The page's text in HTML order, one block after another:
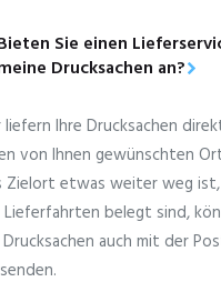
Sie einen
Drucksachen an?
liefern Ihre Drucksachen
von Ihnen gewünschten
Zielort etwas weiter weg
Lieferfahrten belegt sind,
auch mit der